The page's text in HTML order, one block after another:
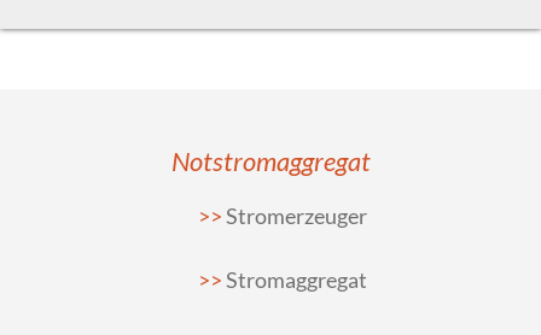
Notstromaggregat
Stromerzeuger
Stromaggregat